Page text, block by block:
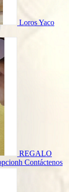
Loros Yaco
REGALO
Contáctenos